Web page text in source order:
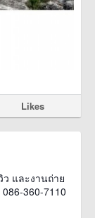
Likes
และงานถ่าย
360-7110